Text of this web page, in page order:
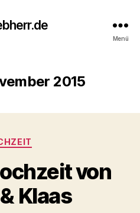
Menü
2015
Kategorien
von
Klaas